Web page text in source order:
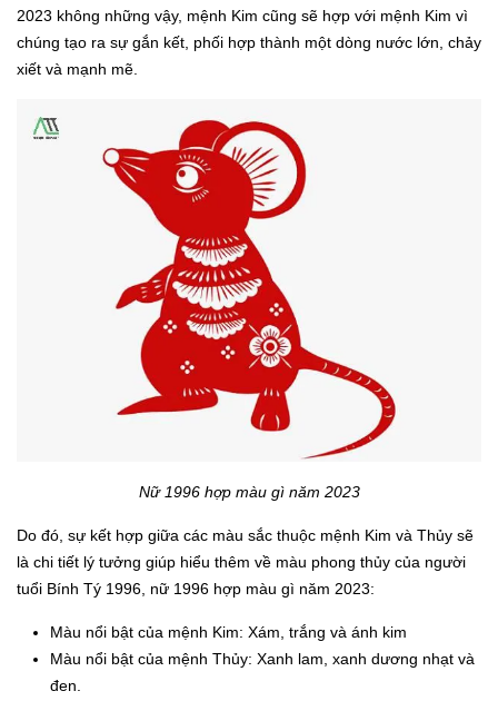
2023 không những vậy, mệnh Kim cũng sẽ hợp với mệnh Kim vì
chúng tạo ra sự gắn kết, phối hợp thành một dòng nước lớn, chảy
xiết và mạnh mẽ.
Nữ 1996 hợp màu gì năm 2023
Do đó, sự kết hợp giữa các màu sắc thuộc mệnh Kim và Thủy sẽ
là chi tiết lý tưởng giúp hiểu thêm về màu phong thủy của người
tuổi Bính Tý 1996, nữ 1996 hợp màu gì năm 2023:
Màu nổi bật của mệnh Kim: Xám, trắng và ánh kim
Màu nổi bật của mệnh Thủy: Xanh lam, xanh dương nhạt và
đen.